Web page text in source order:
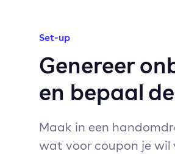
Set-up
Genereer
en bepaal
Maak in een
wat voor coupon je wil